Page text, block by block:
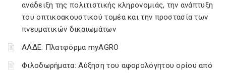
ανάδειξη της πολιτιστικής κληρονομιάς, την ανάπτυξη
του οπτικοακουστικού τομέα και την προστασία των
πνευματικών δικαιωμάτων
ΑΑΔΕ: Πλατφόρμα myAGRO
Φιλοδωρήματα: Αύξηση του αφορολόγητου ορίου από